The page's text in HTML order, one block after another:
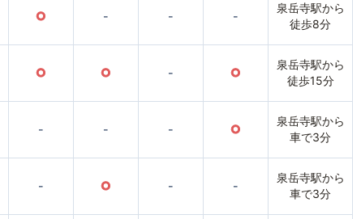
○ - - -
泉岳寺駅から
徒歩8分
○ ○ - ○
泉岳寺駅から
徒歩15分
- - - ○
泉岳寺駅から
車で3分
- ○ - -
泉岳寺駅から
車で3分